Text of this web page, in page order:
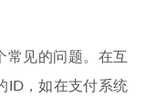
见的问题。在互
ID，如在支付系统